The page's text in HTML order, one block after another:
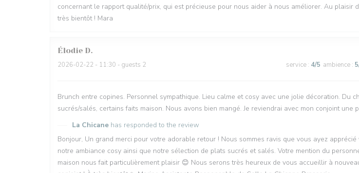
concernant le rapport qualité/prix, qui est précieuse pour nous aider à nous améliorer. Au plaisir
très bientôt ! Mara
Élodie D
2026-02-22 - 11:30 - guests 2 service : 4/5 ambience : 5
Brunch entre copines. Personnel sympathique. Lieu calme et cosy avec une jolie décoration. Du
sucrés/salés, certains faits maison. Nous avons bien mangé. Je reviendrai avec mon conjoint une
La Chicane has responded to the review
Bonjour, Un grand merci pour votre adorable retour ! Nous sommes ravis que vous ayez
notre ambiance cosy ainsi que notre sélection de plats sucrés et salés. Votre mention du
maison nous fait particulièrement plaisir 😊 Nous serons très heureux de vous accueillir à